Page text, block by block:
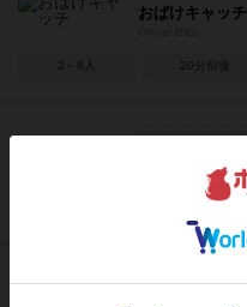
おばけキャッチ
2～8人 20分前後